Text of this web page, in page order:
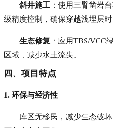
斜井施工 ：使用三臂凿岩
级精度控制，确保穿越浅埋层时
生态修复 ：应用TBS/VCC
区域，减少水土流失。
四、项目特点
1. 环保与经济性
库区无移民，减少生态破